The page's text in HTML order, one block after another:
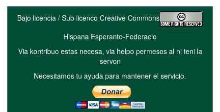
Bajo licencia / Sub licenco Creative Commons
Hispana Esperanto-Federacio
Via kontribuo estas necesa, via helpo permesos al ni teni la
servon
Necesitamos tu ayuda para mantener el servicio.